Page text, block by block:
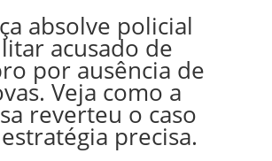
absolve policial
acusado de
por ausência de
Veja como a
reverteu o caso
precisa.